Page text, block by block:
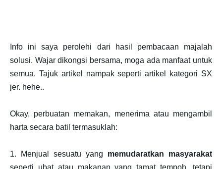
Info ini saya perolehi dari hasil pembacaan majalah
solusi. Wajar dikongsi bersama, moga ada manfaat untuk
semua. Tajuk artikel nampak seperti artikel kategori SX
jer. hehe..
Okay, perbuatan memakan, menerima atau mengambil
harta secara batil termasuklah:
1. Menjual sesuatu yang memudaratkan masyarakat
seperti ubat atau makanan yang tamat tempoh, tetapi